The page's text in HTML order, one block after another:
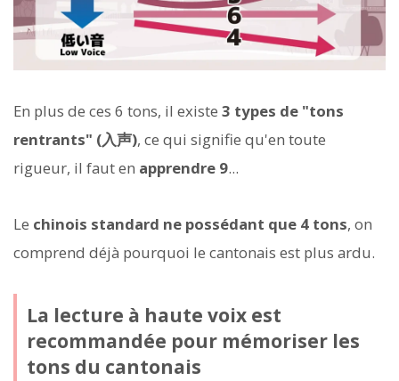
En plus de ces 6 tons, il existe 3 types de "tons
rentrants" (入声), ce qui signifie qu'en toute
rigueur, il faut en apprendre 9...
Le chinois standard ne possédant que 4 tons, on
comprend déjà pourquoi le cantonais est plus ardu.
La lecture à haute voix est
recommandée pour mémoriser les
tons du cantonais